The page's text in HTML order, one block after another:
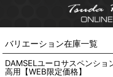
バリエーション在庫一覧
DAMSELユーロサスペンシ
高用【WEB限定価格】